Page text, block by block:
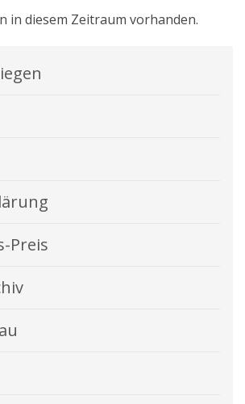
in diesem Zeitraum vorhanden.
Preis